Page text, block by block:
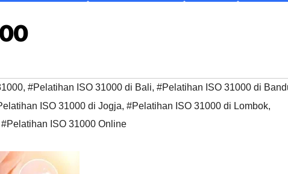
, #Pelatihan ISO 31000 di Bali, #Pelatihan ISO 31000 di
ISO 31000 di Jogja, #Pelatihan ISO 31000 di Lombok,
#Pelatihan ISO 31000 Online